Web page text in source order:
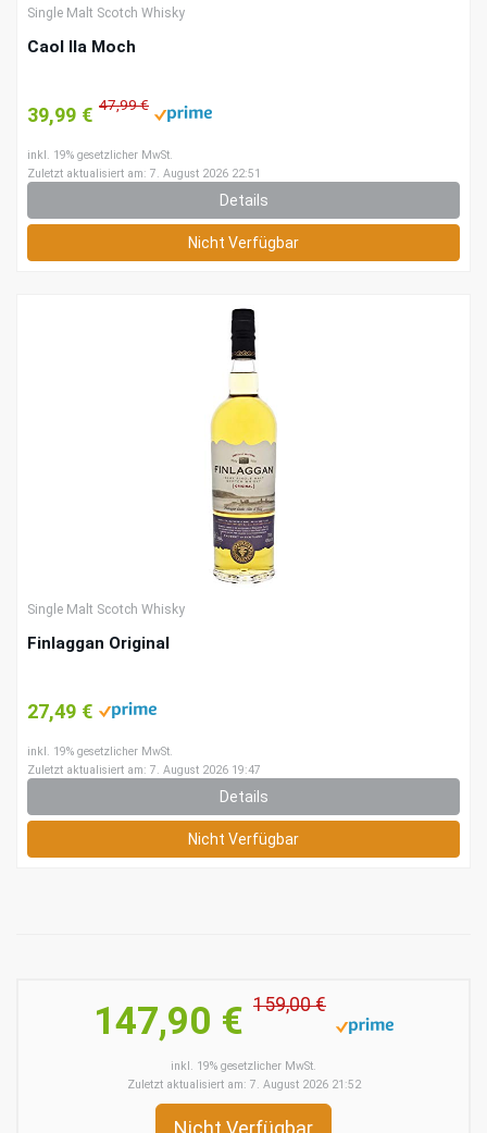
Single Malt Scotch Whisky
Caol Ila Moch
39,99 € 47,99 €
inkl. 19% gesetzlicher MwSt.
Zuletzt aktualisiert am: 7. August 2026 22:51
Details
Nicht Verfügbar
Single Malt Scotch Whisky
Finlaggan Original
27,49 €
inkl. 19% gesetzlicher MwSt.
Zuletzt aktualisiert am: 7. August 2026 19:47
Details
Nicht Verfügbar
147,90 € 159,00 €
inkl. 19% gesetzlicher MwSt.
Zuletzt aktualisiert am: 7. August 2026 21:52
Nicht Verfügbar